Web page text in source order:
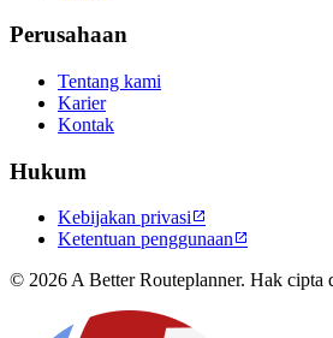
Perusahaan
Tentang kami
Karier
Kontak
Hukum
Kebijakan privasi
Ketentuan penggunaan
© 2026 A Better Routeplanner. Hak cipta